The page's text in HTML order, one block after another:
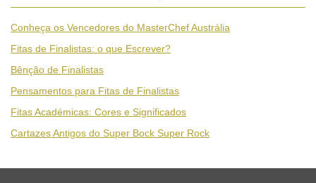
Conheça os Vencedores do MasterChef Austrália
Fitas de Finalistas: o que Escrever?
Bênção de Finalistas
Pensamentos para Fitas de Finalistas
Fitas Académicas: Cores e Significados
Cartazes Antigos do Super Bock Super Rock